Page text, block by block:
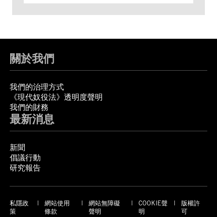
關於我們
我們的治理方式
《現代奴役法》透明度聲明
我們的財務
最新消息
新聞
倡議行動
研究報告
私隱政
策
網站使用
條款
網站無障礙
聲明
COOKIE聲
明
版權許
可